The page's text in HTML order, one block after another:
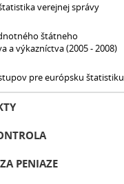
verejnej správy
štátneho
a výkazníctva (2005 - 2008)
pre európsku štatistiku
PENIAZE